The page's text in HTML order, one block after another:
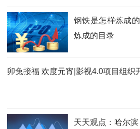
钢铁是怎样炼成
炼成的目录
卯兔接福 欢度元宵|影视4.0项目组织
天天观点：哈尔